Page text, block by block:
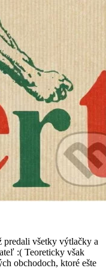
predali všetky výtlačky a
:( Teoreticky však
obchodoch, ktoré ešte